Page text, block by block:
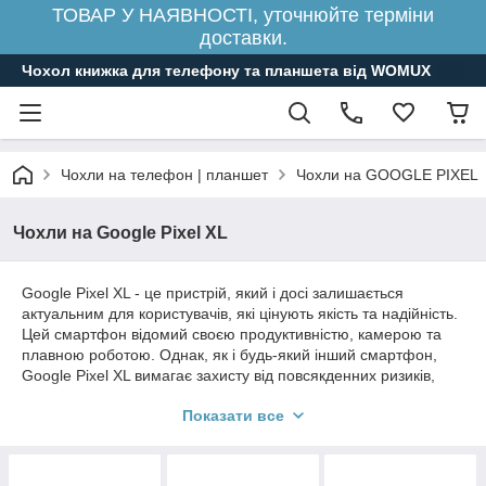
ТОВАР У НАЯВНОСТІ, уточнюйте терміни
доставки.
Чохол книжка для телефону та планшета від WOMUX
Чохли на телефон | планшет Чохли на GOOGLE PIXEL
Чохли на Google Pixel XL
Google Pixel XL - це пристрій, який і досі залишається
актуальним для користувачів, які цінують якість та надійність.
Цей смартфон відомий своєю продуктивністю, камерою та
плавною роботою. Однак, як і будь-який інший смартфон,
Google Pixel XL вимагає захисту від повсякденних ризиків,
зовнішній вигляд та забезпечити довгострокове
Показати все